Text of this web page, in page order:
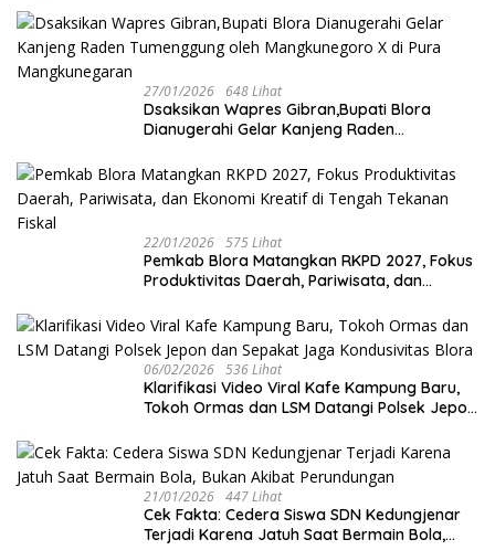
27/01/2026 648 Lihat
‎Dsaksikan Wapres Gibran,Bupati Blora
Dianugerahi Gelar Kanjeng Raden
Mangkunegaran
22/01/2026 575 Lihat
‎Pemkab Blora Matangkan RKPD 2027, Fokus
Produktivitas Daerah, Pariwisata, dan
06/02/2026 536 Lihat
‎Klarifikasi Video Viral Kafe Kampung Baru,
Tokoh Ormas dan LSM Datangi Polsek Jepon
21/01/2026 447 Lihat
Cek Fakta: Cedera Siswa SDN Kedungjenar
Terjadi Karena Jatuh Saat Bermain Bola,